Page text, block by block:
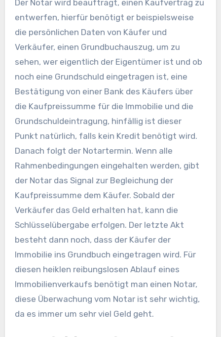
Der Notar wird beauftragt, einen Kaufvertrag zu
entwerfen, hierfür benötigt er beispielsweise
die persönlichen Daten von Käufer und
Verkäufer, einen Grundbuchauszug, um zu
sehen, wer eigentlich der Eigentümer ist und ob
noch eine Grundschuld eingetragen ist, eine
Bestätigung von einer Bank des Käufers über
die Kaufpreissumme für die Immobilie und die
Grundschuldeintragung, hinfällig ist dieser
Punkt natürlich, falls kein Kredit benötigt wird.
Danach folgt der Notartermin. Wenn alle
Rahmenbedingungen eingehalten werden, gibt
der Notar das Signal zur Begleichung der
Kaufpreissumme dem Käufer. Sobald der
Verkäufer das Geld erhalten hat, kann die
Schlüsselübergabe erfolgen. Der letzte Akt
besteht dann noch, dass der Käufer der
Immobilie ins Grundbuch eingetragen wird. Für
diesen heiklen reibungslosen Ablauf eines
Immobilienverkaufs benötigt man einen Notar,
diese Überwachung vom Notar ist sehr wichtig,
da es immer um sehr viel Geld geht.